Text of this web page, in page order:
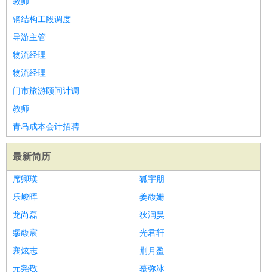
钢结构工段调度
导游主管
物流经理
物流经理
门市旅游顾问计调
教师
青岛成本会计招聘
最新简历
席卿瑛
狐宇朋
乐峻晖
姜馥姗
龙尚磊
狄润昊
缪馥宸
光君轩
襄炫志
荆月盈
元尧敬
慕弥冰